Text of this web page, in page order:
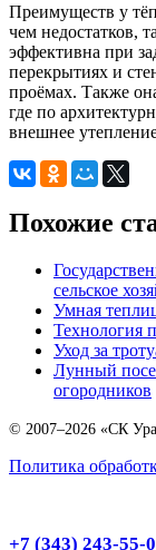
Преимуществ у
чем недостатков,
эффективна при
перекрытиях и
проёмах. Также
где по
внешнее
Похожие
сельское
Умная
Технология
Уход за
Лунный
огородников
© 2007–2026 «СК
Политика
+7 (343) 243-55-